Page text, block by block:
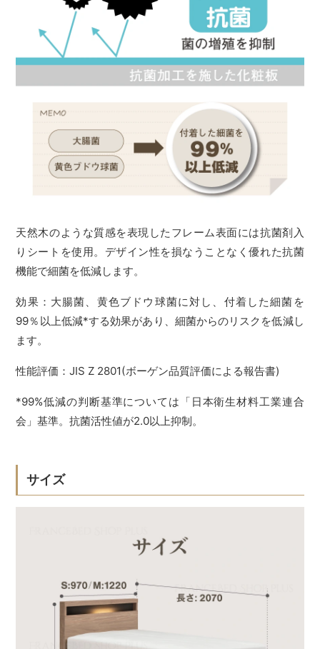
天然木のような質感を表現したフレーム表面には抗菌剤入
りシートを使用。デザイン性を損なうことなく優れた抗菌
機能で細菌を低減します。
効果：大腸菌、黄色ブドウ球菌に対し、付着した細菌を
99％以上低減*する効果があり、細菌からのリスクを低減し
ます。
性能評価：JIS Z 2801(ボーゲン品質評価による報告書)
*99%低減の判断基準については「日本衛生材料工業連合
会」基準。抗菌活性値が2.0以上抑制。
サイズ